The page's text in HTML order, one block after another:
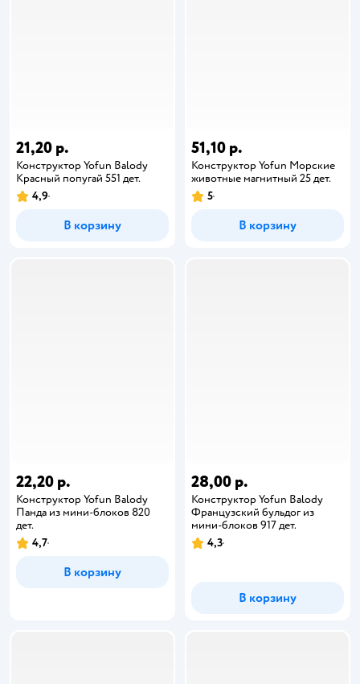
21,20 р.
Конструктор Yofun Balody
Красный попугай 551 дет.
4,9
В корзину
51,10 р.
Конструктор Yofun Морские
животные магнитный 25 дет.
5
В корзину
22,20 р.
Конструктор Yofun Balody
Панда из мини-блоков 820
дет.
4,7
В корзину
28,00 р.
Конструктор Yofun Balody
Французский бульдог из
мини-блоков 917 дет.
4,3
В корзину